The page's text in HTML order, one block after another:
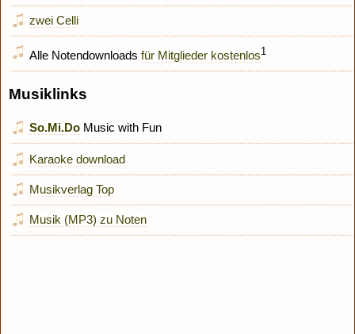
zwei Celli
Alle Notendownloads für Mitglieder kostenlos1
Musiklinks
So.Mi.Do Music with Fun
Karaoke download
Musikverlag Top
Musik (MP3) zu Noten